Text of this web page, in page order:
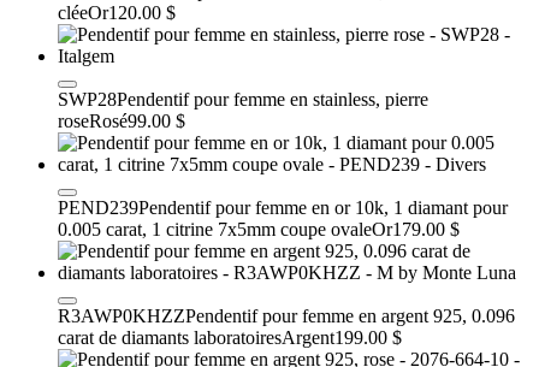
cléeOr120.00 $
SWP28Pendentif pour femme en stainless, pierre
roseRosé99.00 $
PEND239Pendentif pour femme en or 10k, 1 diamant pour
0.005 carat, 1 citrine 7x5mm coupe ovaleOr179.00 $
R3AWP0KHZZPendentif pour femme en argent 925, 0.096
carat de diamants laboratoiresArgent199.00 $